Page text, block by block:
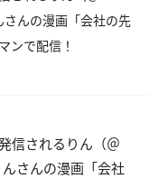
んの漫画「会社の先
ンで配信！
信されるりん（＠
さんの漫画「会社